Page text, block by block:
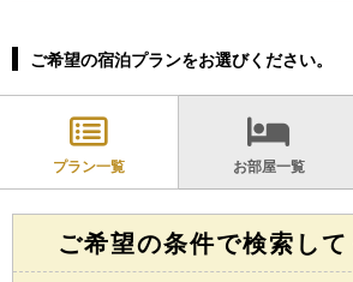
ご希望の宿泊プランをお選びください。
プラン一覧 お部屋一覧
ご希望の条件で検索して